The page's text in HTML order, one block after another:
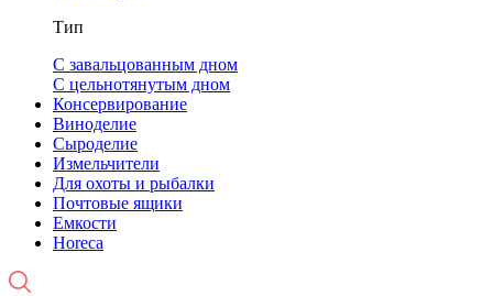
Тип
С завальцованным дном
С цельнотянутым дном
Консервирование
Виноделие
Сыроделие
Измельчители
Для охоты и рыбалки
Почтовые ящики
Емкости
Horeca